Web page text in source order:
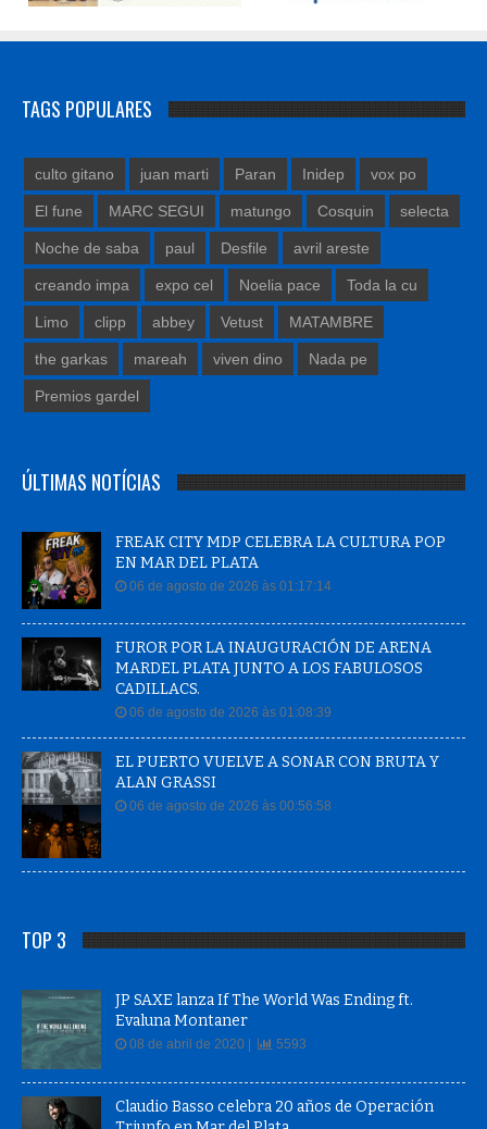
TAGS POPULARES
culto gitano juan marti Paran Inidep vox po
El fune MARC SEGUI matungo Cosquin selecta
Noche de saba paul Desfile avril areste
creando impa expo cel Noelia pace Toda la cu
Limo clipp abbey Vetust MATAMBRE
the garkas mareah viven dino Nada pe
Premios gardel
ÚLTIMAS NOTÍCIAS
FREAK CITY MDP CELEBRA LA CULTURA POP
EN MAR DEL PLATA
06 de agosto de 2026 às 01:17:14
FUROR POR LA INAUGURACIÓN DE ARENA
MARDEL PLATA JUNTO A LOS FABULOSOS
CADILLACS.
06 de agosto de 2026 às 01:08:39
EL PUERTO VUELVE A SONAR CON BRUTA Y
ALAN GRASSI
06 de agosto de 2026 às 00:56:58
TOP 3
JP SAXE lanza If The World Was Ending ft.
Evaluna Montaner
08 de abril de 2020 | 5593
Claudio Basso celebra 20 años de Operación